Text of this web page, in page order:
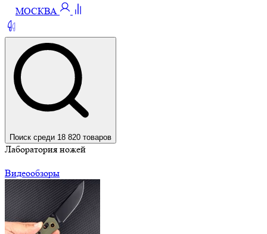
МОСКВА
Поиск среди 18 820 товаров
Лаборатория ножей
Видеообзоры